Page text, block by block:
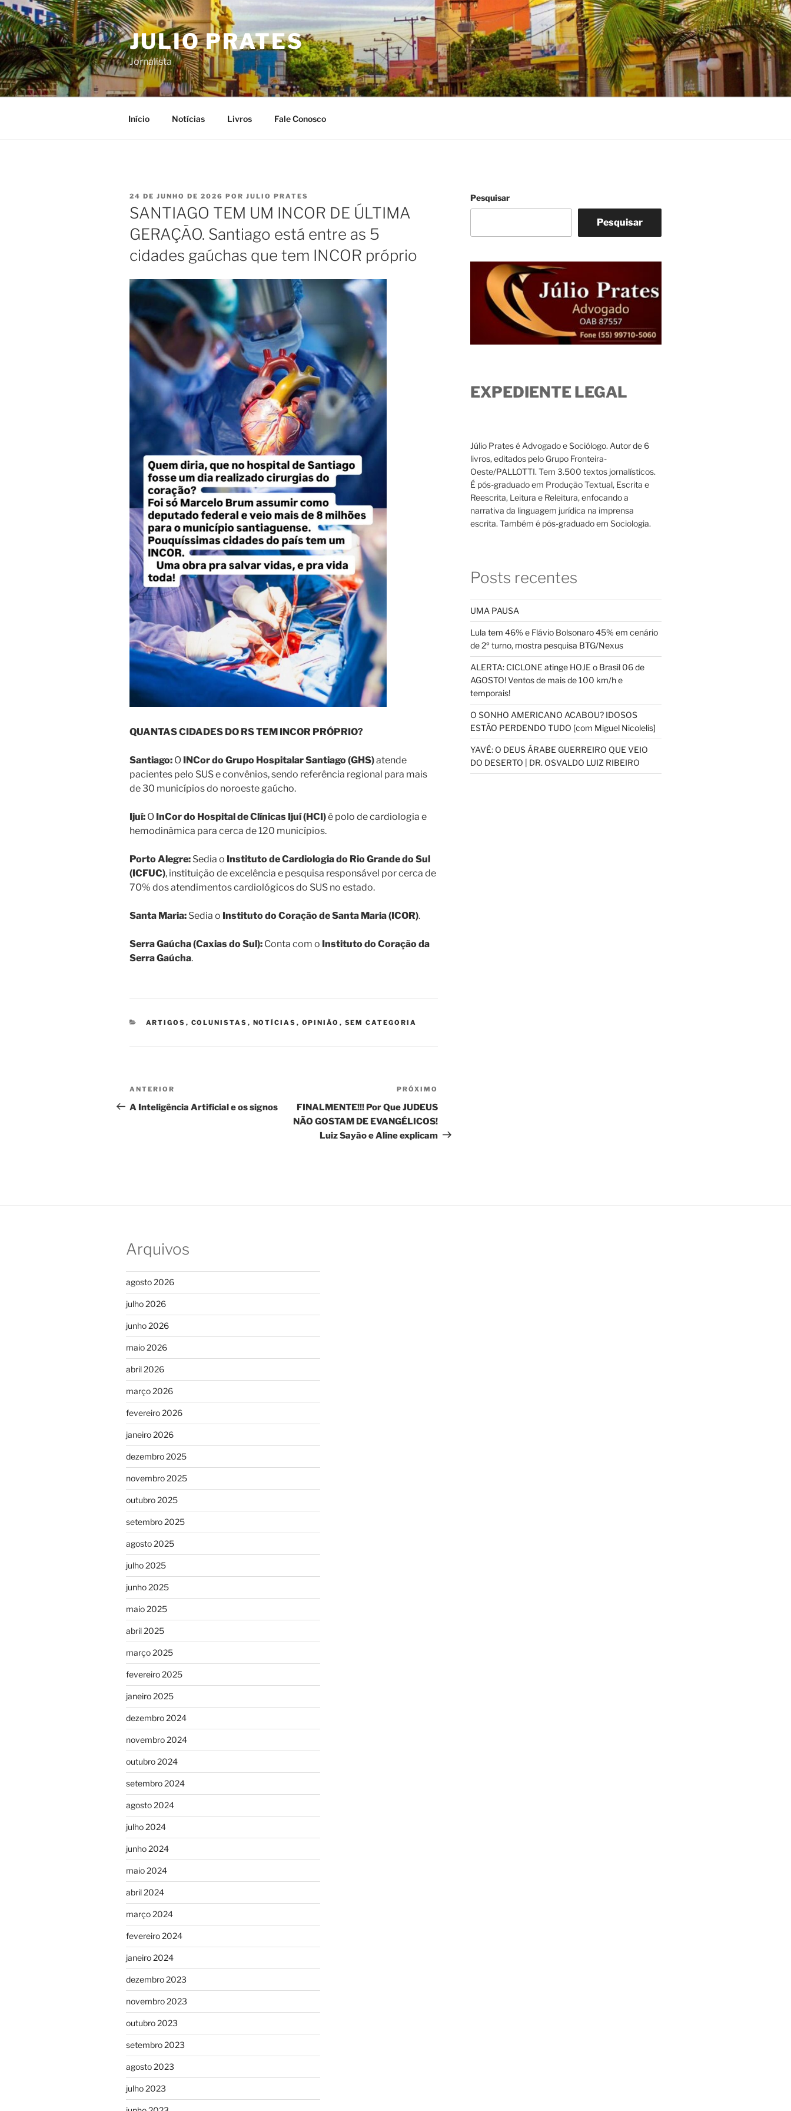
Pular
para
o
conteúdo
JULIO PRATES
Jornalista
Início Notícias Livros Fale Conosco
PUBLICADO
EM
24 DE JUNHO DE 2026 POR JULIO PRATES
SANTIAGO TEM UM INCOR DE ÚLTIMA
GERAÇÃO. Santiago está entre as 5
cidades gaúchas que tem INCOR próprio
QUANTAS CIDADES DO RS TEM INCOR PRÓPRIO?
Santiago: O INCor do Grupo Hospitalar Santiago (GHS)atende
pacientes pelo SUS e convênios, sendo referência regional para mais
de 30 municípios do noroeste gaúcho.
Ijuí: O InCor do Hospital de Clínicas Ijuí (HCI)é polo de cardiologia e
hemodinâmica para cerca de 120 municípios.
Porto Alegre: Sedia o Instituto de Cardiologia do Rio Grande do Sul
(ICFUC), instituição de excelência e pesquisa responsável por cerca de
70% dos atendimentos cardiológicos do SUS no estado.
Santa Maria: Sedia o Instituto do Coração de Santa Maria (ICOR).
Serra Gaúcha (Caxias do Sul): Conta com o Instituto do Coração da
Serra Gaúcha.
CATEGORIAS
ARTIGOS , COLUNISTAS , NOTÍCIAS , OPINIÃO , SEM CATEGORIA
Navegação
de
Post
anterior
ANTERIOR
A Inteligência Artificial e os signos
post
PRÓXIMO
FINALMENTE!!! Por Que JUDEUS
NÃO GOSTAM DE EVANGÉLICOS!
Luiz Sayão e Aline explicam
Pesquisar
Pesquisar
EXPEDIENTE LEGAL
Júlio Prates é Advogado e Sociólogo. Autor de 6
livros, editados pelo Grupo Fronteira-
Oeste/PALLOTTI. Tem 3.500 textos jornalísticos.
É pós-graduado em Produção Textual, Escrita e
Reescrita, Leitura e Releitura, enfocando a
narrativa da linguagem jurídica na imprensa
escrita. Também é pós-graduado em Sociologia.
Posts recentes
UMA PAUSA
Lula tem 46% e Flávio Bolsonaro 45% em cenário
de 2º turno, mostra pesquisa BTG/Nexus
ALERTA: CICLONE atinge HOJE o Brasil 06 de
AGOSTO! Ventos de mais de 100 km/h e
temporais!
O SONHO AMERICANO ACABOU? IDOSOS
ESTÃO PERDENDO TUDO [com Miguel Nicolelis]
YAVÉ: O DEUS ÁRABE GUERREIRO QUE VEIO
DO DESERTO | DR. OSVALDO LUIZ RIBEIRO
Arquivos
agosto 2026
julho 2026
junho 2026
maio 2026
abril 2026
março 2026
fevereiro 2026
janeiro 2026
dezembro 2025
novembro 2025
outubro 2025
setembro 2025
agosto 2025
julho 2025
junho 2025
maio 2025
abril 2025
março 2025
fevereiro 2025
janeiro 2025
dezembro 2024
novembro 2024
outubro 2024
setembro 2024
agosto 2024
julho 2024
junho 2024
maio 2024
abril 2024
março 2024
fevereiro 2024
janeiro 2024
dezembro 2023
novembro 2023
outubro 2023
setembro 2023
agosto 2023
julho 2023